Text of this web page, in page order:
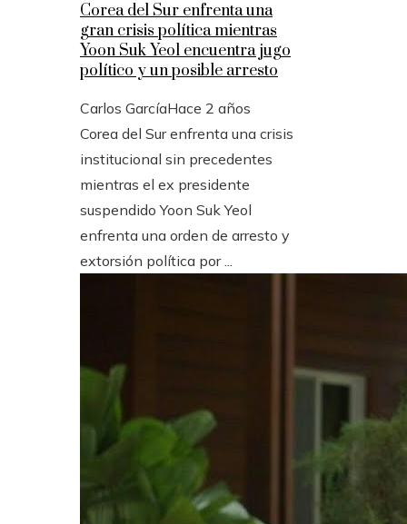
Corea del Sur enfrenta una
gran crisis política mientras
Yoon Suk Yeol encuentra jugo
político y un posible arresto
Carlos GarcíaHace 2 años
Corea del Sur enfrenta una crisis
institucional sin precedentes
mientras el ex presidente
suspendido Yoon Suk Yeol
enfrenta una orden de arresto y
extorsión política por ...